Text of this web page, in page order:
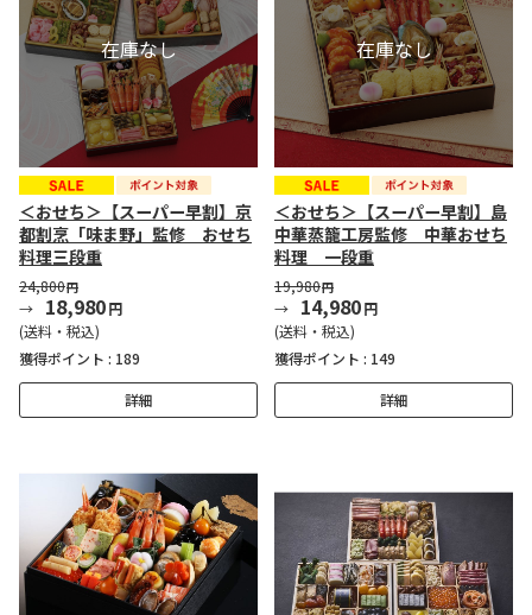
＜おせち＞【スーパー早割】京
都割烹「味ま野」監修 おせち
料理三段重
24,800円
18,980円
(送料・税込)
獲得ポイント : 189
詳細
＜おせち＞【スーパー早割】島
中華蒸籠工房監修 中華おせち
料理 一段重
19,980円
14,980円
(送料・税込)
獲得ポイント : 149
詳細